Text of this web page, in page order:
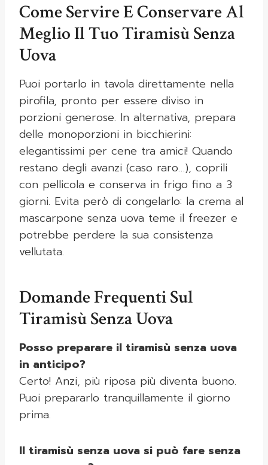
Come Servire E Conservare Al
Meglio Il Tuo Tiramisù Senza
Uova
Puoi portarlo in tavola direttamente nella
pirofila, pronto per essere diviso in
porzioni generose. In alternativa, prepara
delle monoporzioni in bicchierini:
elegantissimi per cene tra amici! Quando
restano degli avanzi (caso raro…), coprili
con pellicola e conserva in frigo fino a 3
giorni. Evita però di congelarlo: la crema al
mascarpone senza uova teme il freezer e
potrebbe perdere la sua consistenza
vellutata.
Domande Frequenti Sul
Tiramisù Senza Uova
Posso preparare il tiramisù senza uova
in anticipo?
Certo! Anzi, più riposa più diventa buono.
Puoi prepararlo tranquillamente il giorno
prima.
Il tiramisù senza uova si può fare senza